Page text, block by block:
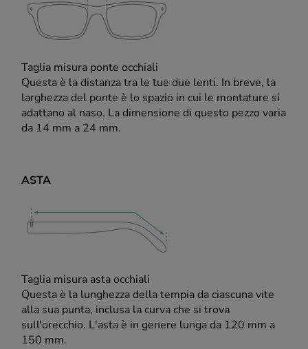
Taglia misura ponte occhiali
Questa è la distanza tra le tue due lenti. In breve, la
larghezza del ponte è lo spazio in cui le montature si
adattano al naso. La dimensione di questo pezzo varia
da 14 mm a 24 mm.
ASTA
Taglia misura asta occhiali
Questa è la lunghezza della tempia da ciascuna vite
alla sua punta, inclusa la curva che si trova
sull'orecchio. L'asta è in genere lunga da 120 mm a
150 mm.